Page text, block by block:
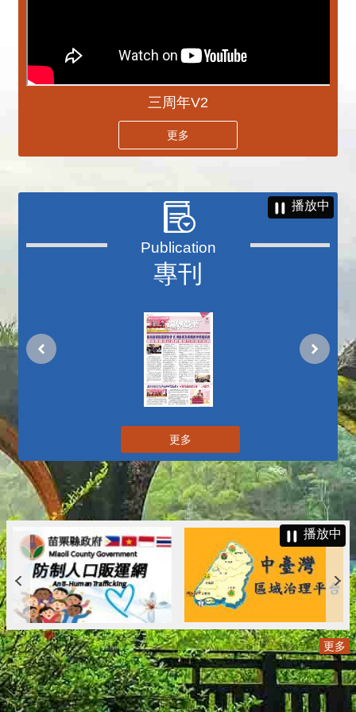
三周年V2
更多
專刊
播放中
更多
播放中
更多